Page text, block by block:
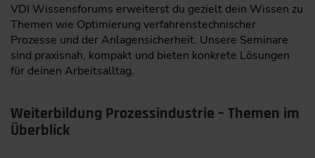
VDI Wissensforums erweiterst du gezielt dein Wissen zu
Themen wie Optimierung verfahrenstechnischer
Prozesse und der Anlagensicherheit. Unsere Seminare
sind praxisnah, kompakt und bieten konkrete Lösungen
für deinen Arbeitsalltag.
Weiterbildung Prozessindustrie – Themen im
Überblick